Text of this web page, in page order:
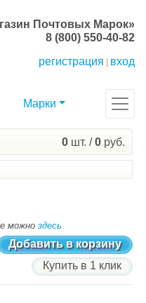
Почтовых Марок»
8 (800) 550-40-82
регистрация
вход
Марки
0 шт. /0 руб.
можно здесь
Добавить в корзину
Купить в 1 клик